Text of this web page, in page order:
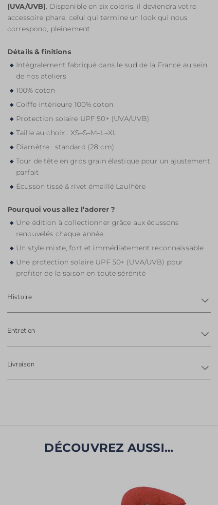
(UVA/UVB). Disponible en six coloris, il deviendra votre
accessoire phare, celui qui termine un look qui nous
correspond, pleinement.
Détails & finitions
Intégralement fabriqué dans le sud de la France au sein
de nos ateliers
100% coton
Coiffe intérieure 100% coton
Protection solaire UPF 50+ (UVA/UVB)
Taille au choix : XS–S–M–L–XL
Diamètre : standard (28 cm)
Tour de tête en gros grain élastique pour un ajustement
parfait
Écusson tissé & rivet émaillé Laulhère
Pourquoi vous allez l’adorer ?
Une édition à collectionner grâce aux écussons
renouvelés chaque année.
Un style mixte, fort et immédiatement reconnaissable.
Une protection solaire UPF 50+ (UVA/UVB) pour
profiter de la saison en toute sérénité
Histoire
Entretien
Livraison
DÉCOUVREZ AUSSI...